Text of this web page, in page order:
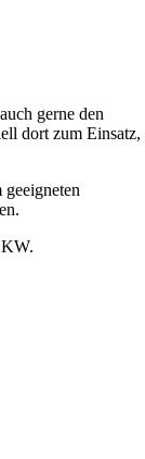
gerne den
dort zum Einsatz,